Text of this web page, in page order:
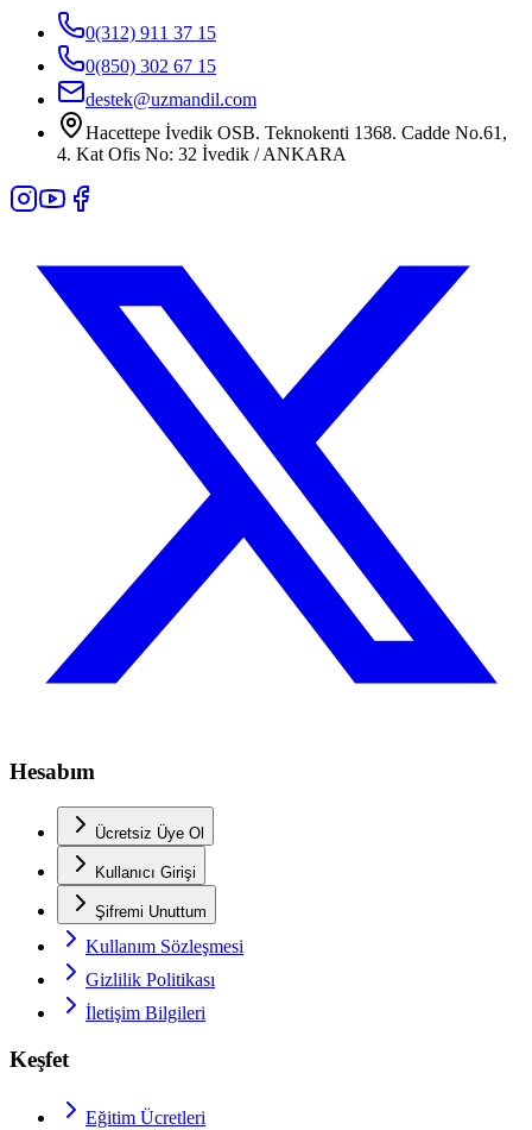
0(312) 911 37 15
0(850) 302 67 15
destek@uzmandil.com
Hacettepe İvedik OSB. Teknokenti 1368. Cadde No.61,
4. Kat Ofis No: 32 İvedik / ANKARA
Hesabım
Ücretsiz Üye Ol
Kullanıcı Girişi
Şifremi Unuttum
Kullanım Sözleşmesi
Gizlilik Politikası
İletişim Bilgileri
Keşfet
Eğitim Ücretleri